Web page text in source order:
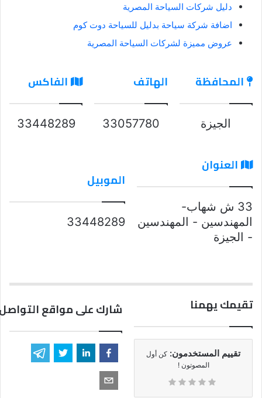
دليل شركات السياحة المصرية
اضافة شركة سياحة بدليل للسياحة دوت كوم
عروض مميزة لشركات السياحة المصرية
المحافظة
الجيزة
الهاتف
33057780
الفاكس
33448289
العنوان
33 ش شهاب-
المهندسين - المهندسين
- الجيزة
الموبيل
33448289
تقيمك يهمنا
تقييم المستخدمون: كن أول
المصوتون !
شارك على مواقع